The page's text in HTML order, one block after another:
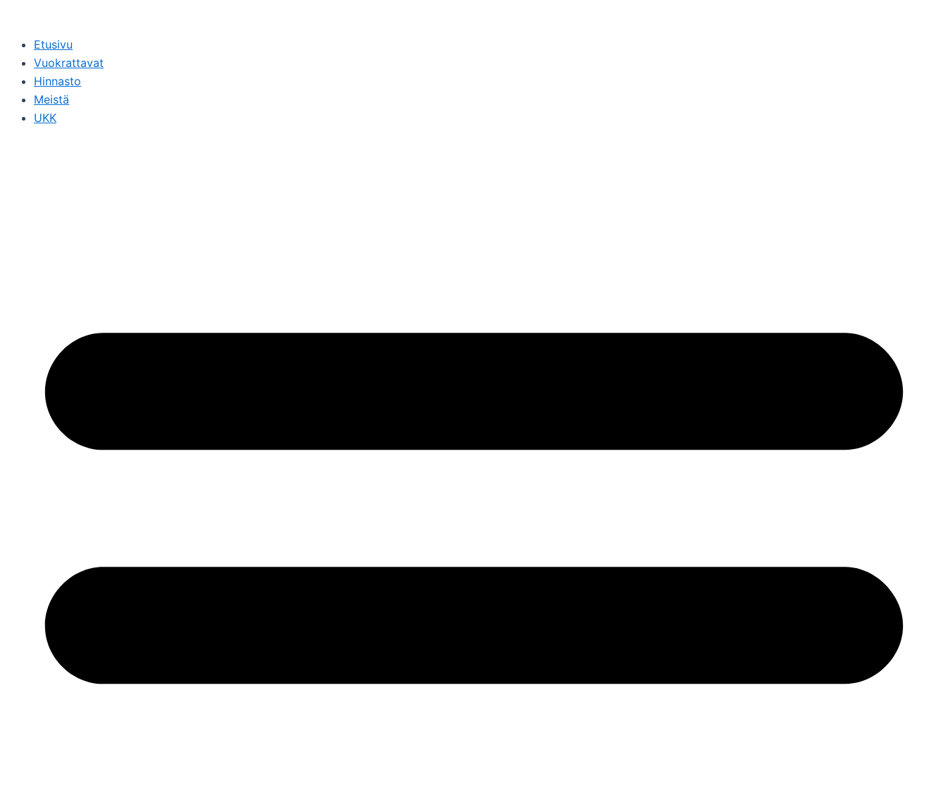
Etusivu
Vuokrattavat
Hinnasto
Meistä
UKK